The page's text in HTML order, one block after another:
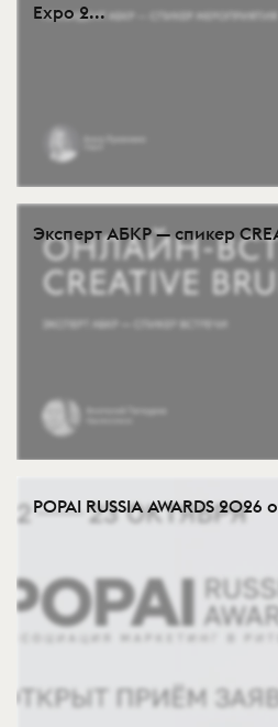
Expo 2...
Эксперт АБКР — спикер
POPAI RUSSIA AWARDS